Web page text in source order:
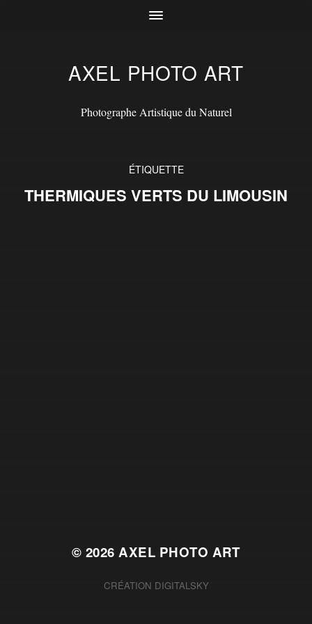
AXEL PHOTO ART
Photographe Artistique du Naturel
ÉTIQUETTE
THERMIQUES VERTS DU LIMOUSIN
© 2026AXEL PHOTO ART
CRÉATION DIGITALSKY